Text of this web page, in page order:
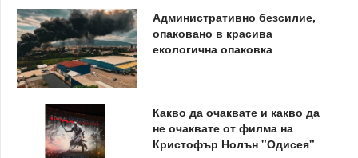
Административно безсилие,
опаковано в красива
екологична опаковка
Какво да очаквате и какво да
не очаквате от филма на
Кристофър Нолън "Одисея"